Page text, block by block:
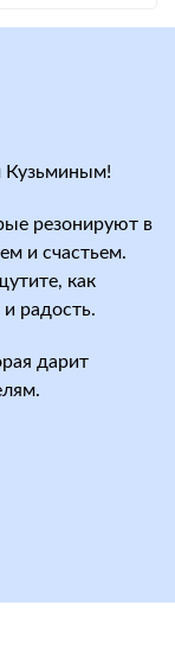
Кузьминым!
резонируют в
и счастьем.
как
радость.
дарит